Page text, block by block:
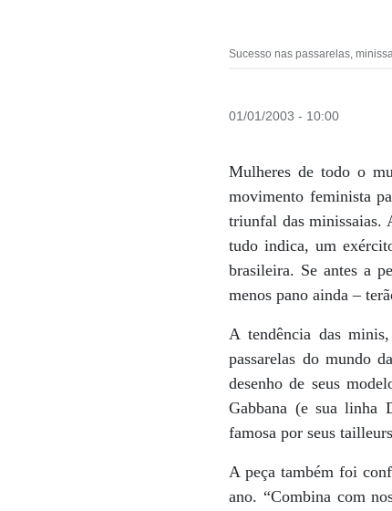
Sucesso nas passarelas,
01/01/2003 - 10:00
Mulheres de todo o
movimento feminista
triunfal das minissaias.
tudo indica, um
brasileira. Se antes a
menos pano ainda –
A tendência das
passarelas do mundo
desenho de seus
Gabbana (e sua linha
famosa por seus
A peça também foi
ano. “Combina com